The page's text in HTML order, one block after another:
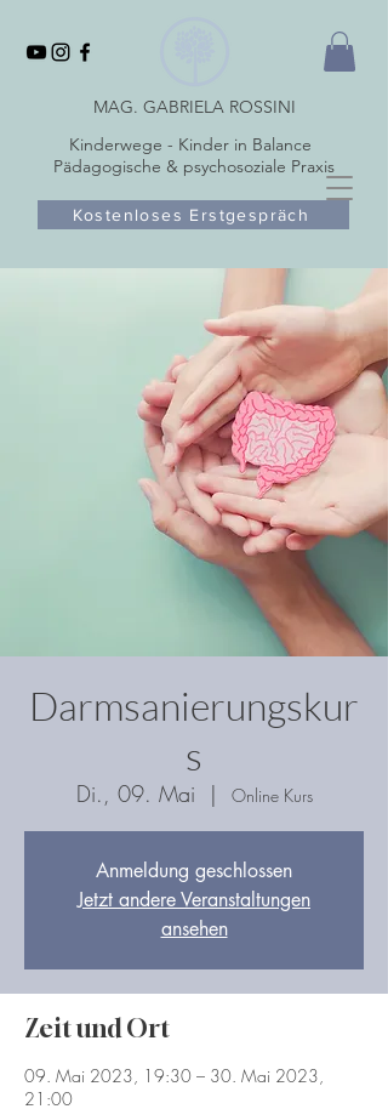
MAG. GABRIELA ROSSINI
Kinderwege - Kinder in Balance
Pädagogische & psychosoziale Praxis
Kostenloses Erstgespräch
Darmsanierungskur
s
Di., 09. Mai
  |
Online Kurs
Anmeldung geschlossen
Jetzt andere Veranstaltungen
ansehen
Zeit und Ort
09. Mai 2023, 19:30 – 30. Mai 2023,
21:00